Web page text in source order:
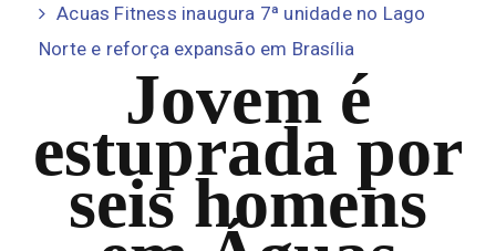
Acuas Fitness inaugura 7ª unidade no Lago
Norte e reforça expansão em Brasília
Jovem é
estuprada por
seis homens